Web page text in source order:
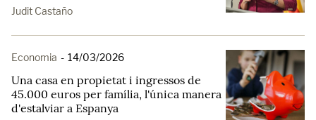
Judit Castaño
Economia - 14/03/2026
Una casa en propietat i ingressos de
45.000 euros per família, l'única manera
d'estalviar a Espanya